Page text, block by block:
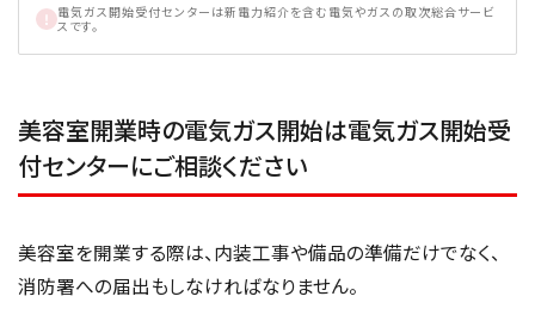
電気ガス開始受付センターは新電力紹介を含む電気やガスの取次総合サービ
スです。
美容室開業時の電気ガス開始は電気ガス開始受
付センターにご相談ください
美容室を開業する際は、内装工事や備品の準備だけでなく、
消防署への届出もしなければなりません。